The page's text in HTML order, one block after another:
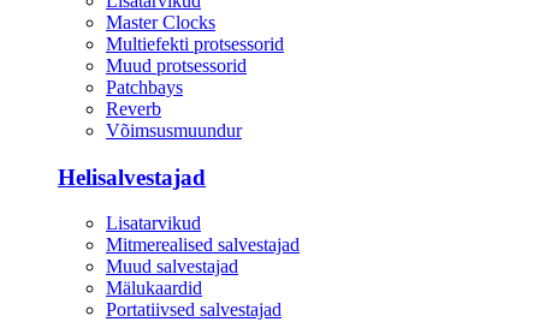
Master Clocks
Multiefekti protsessorid
Muud protsessorid
Patchbays
Reverb
Võimsusmuundur
Helisalvestajad
Lisatarvikud
Mitmerealised salvestajad
Muud salvestajad
Mälukaardid
Portatiivsed salvestajad